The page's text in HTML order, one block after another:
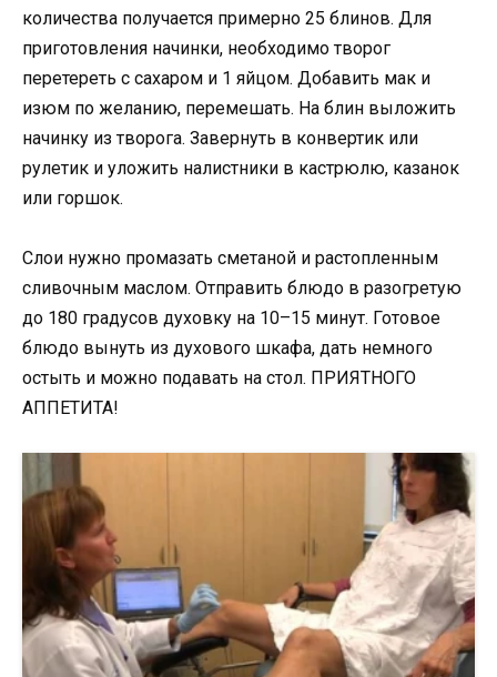
количества получается примерно 25 блинов. Для
приготовления начинки, необходимо творог
перетереть с сахаром и 1 яйцом. Добавить мак и
изюм по желанию, перемешать. На блин выложить
начинку из творога. Завернуть в конвертик или
рулетик и уложить налистники в кастрюлю, казанок
или горшок.
Слои нужно промазать сметаной и растопленным
сливочным маслом. Отправить блюдо в разогретую
до 180 градусов духовку на 10–15 минут. Готовое
блюдо вынуть из духового шкафа, дать немного
остыть и можно подавать на стол. ПРИЯТНОГО
АППЕТИТА!